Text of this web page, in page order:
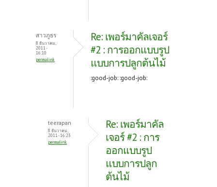
สาวภูธร
8 ธันวาคม,
2011 -
16:10
permalink
Re: เพอร์มาคัลเจอร์
#2 : การออกแบบรูป
แบบการปลูกต้นไม้
:good-job: :good-job:
teerapan
8 ธันวาคม,
2011 - 16:23
permalink
Re: เพอร์มาคัล
เจอร์ #2 : การ
ออกแบบรูป
แบบการปลูก
ต้นไม้